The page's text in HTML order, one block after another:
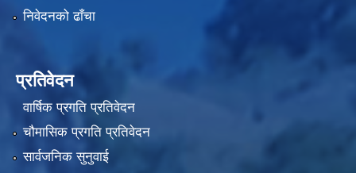
निवेदनको ढाँचा
प्रतिवेदन
वार्षिक प्रगति प्रतिवेदन
चौमासिक प्रगति प्रतिवेदन
सार्वजनिक सुनुवाई